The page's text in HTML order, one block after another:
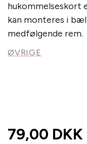
hukommelseskort
kan monteres i
medfølgende rem.
ØVRIGE
79,00 DKK